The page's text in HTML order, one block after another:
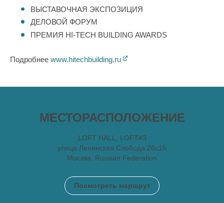
ВЫСТАВОЧНАЯ ЭКСПОЗИЦИЯ
ДЕЛОВОЙ ФОРУМ
ПРЕМИЯ HI-TECH BUILDING AWARDS
Подробнее www.hitechbuilding.ru
МЕСТОРАСПОЛОЖЕНИЕ
LOFT HALL, LOFT#3
улица Ленинская Слобода 26с15
Москва, Russian Federation
Посмотреть маршрут